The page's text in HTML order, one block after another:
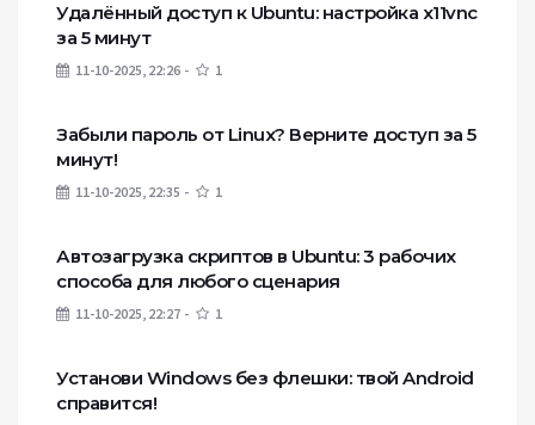
Удалённый доступ к Ubuntu: настройка x11vnc
за 5 минут
11-10-2025, 22:26 1
Забыли пароль от Linux? Верните доступ за 5
минут!
11-10-2025, 22:35 1
Автозагрузка скриптов в Ubuntu: 3 рабочих
способа для любого сценария
11-10-2025, 22:27 1
Установи Windows без флешки: твой Android
справится!